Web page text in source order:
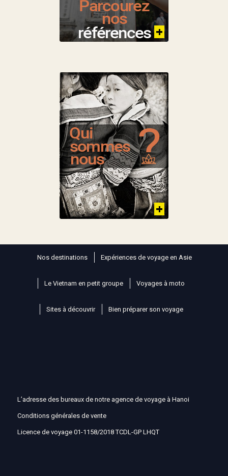
Nos destinations Expériences de voyage en Asie
Le Vietnam en petit groupe Voyages à moto
Sites à découvrir Bien préparer son voyage
L’adresse des bureaux de notre agence de voyage à Hanoi
Conditions générales de vente
Licence de voyage 01-1158/2018 TCDL-GP LHQT